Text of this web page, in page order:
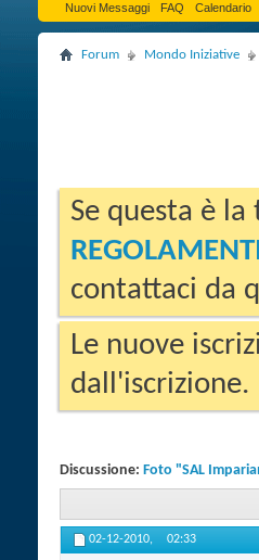
Nuovi Messaggi FAQ Calendario
Forum Mondo Iniziative
Se questa è
contattaci da
Le nuove
dall'iscrizione.
Discussione: Foto "SAL
02-12-2010, 02:33